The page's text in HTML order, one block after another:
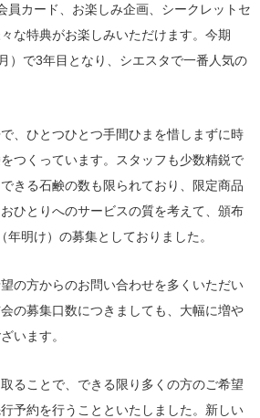
員カード、お楽しみ企画、シークレットセ
な特典がお楽しみいただけます。今期
）で3年目となり、シエスタで一番人気の
、ひとつひとつ手間ひまを惜しまずに時
つくっています。スタッフも少数精鋭で
きる石鹸の数も限られており、限定商品
ひとりへのサービスの質を考えて、頒布
明け）の募集としておりました。
の方からのお問い合わせを多くいただい
の募集口数につきましても、大幅に増や
います。
ることで、できる限り多くの方のご希望
予約を行うことといたしました。新しい